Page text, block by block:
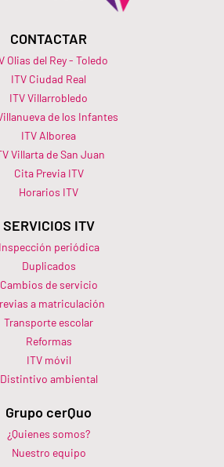
CONTACTAR
Olias del Rey - Toledo
ITV Ciudad Real
ITV Villarrobledo
de los Infantes
ITV Alborea
Villarta de San Juan
Cita Previa ITV
Horarios ITV​
SERVICIOS ITV
Inspección periódica
Duplicados
Cambios de servicio
a matriculación
Transporte escolar
Reformas
ITV móvil
Distintivo ambiental
Grupo cerQuo
¿Quienes somos?
Nuestro equipo